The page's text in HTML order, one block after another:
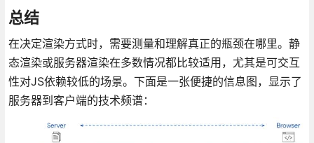
总结
在决定渲染方式时，需要测量和理解真正的瓶颈在哪里。静
态渲染或服务器渲染在多数情况都比较适用，尤其是可交互
性对JS依赖较低的场景。下面是一张便捷的信息图，显示了
服务器到客户端的技术频谱：